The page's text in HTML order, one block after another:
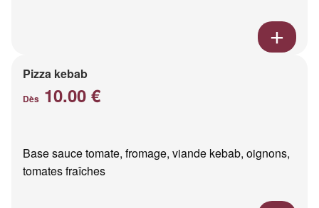
Pizza kebab
Dès 10.00 €
Base sauce tomate, fromage, viande kebab, oignons,
tomates fraîches